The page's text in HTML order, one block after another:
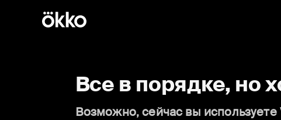
Все в порядке, но
Возможно, сейчас вы